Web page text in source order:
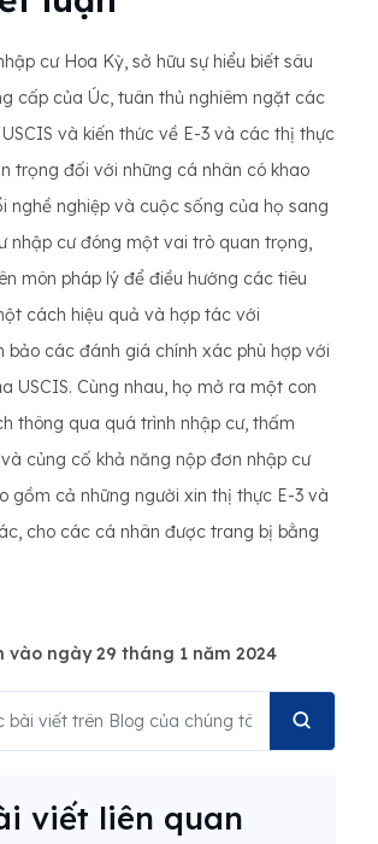
cư Hoa Kỳ, sở hữu sự hiểu biết sâu
cấp của Úc, tuân thủ nghiêm ngặt các
và kiến thức về E-3 và các thị thực
trọng đối với những cá nhân có khao
nghề nghiệp và cuộc sống của họ sang
nhập cư đóng một vai trò quan trọng,
môn pháp lý để điều hướng các tiêu
cách hiệu quả và hợp tác với
bảo các đánh giá chính xác phù hợp với
USCIS. Cùng nhau, họ mở ra một con
thông qua quá trình nhập cư, thấm
củng cố khả năng nộp đơn nhập cư
gồm cả những người xin thị thực E-3 và
cho các cá nhân được trang bị bằng
vào ngày 29 tháng 1 năm 2024
viết liên quan